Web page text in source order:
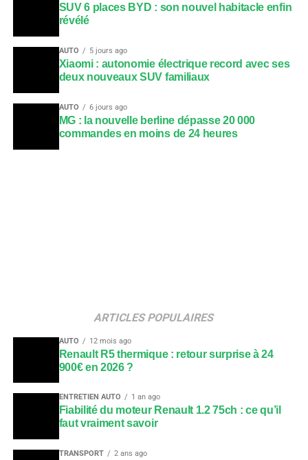
SUV 6 places BYD : son nouvel habitacle enfin
révélé
AUTO 5 jours ago
Xiaomi : autonomie électrique record avec ses
deux nouveaux SUV familiaux
AUTO 6 jours ago
MG : la nouvelle berline dépasse 20 000
commandes en moins de 24 heures
ARTICLES POPULAIRES
AUTO 12 mois ago
Renault R5 thermique : retour surprise à 24
900€ en 2026 ?
ENTRETIEN AUTO 1 an ago
Fiabilité du moteur Renault 1.2 75ch : ce qu’il
faut vraiment savoir
TRANSPORT 2 ans ago